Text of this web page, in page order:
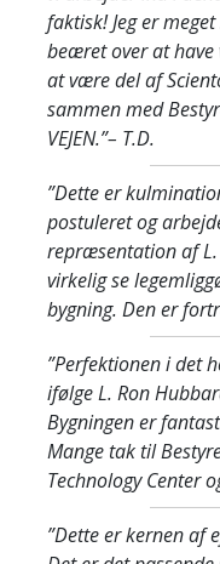
faktisk! Jeg er
beæret over at
at være del af
sammen med
VEJEN.”– T.D.
”Dette er
postuleret og
repræsentation af L.
virkelig se
bygning. Den er
”Perfektionen i det
ifølge L. Ron
Bygningen er
Mange tak til
Technology Center
”Dette er kernen af